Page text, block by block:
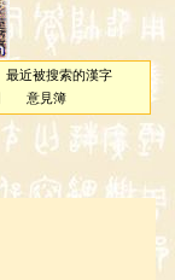
最近被搜索的漢字
意見簿